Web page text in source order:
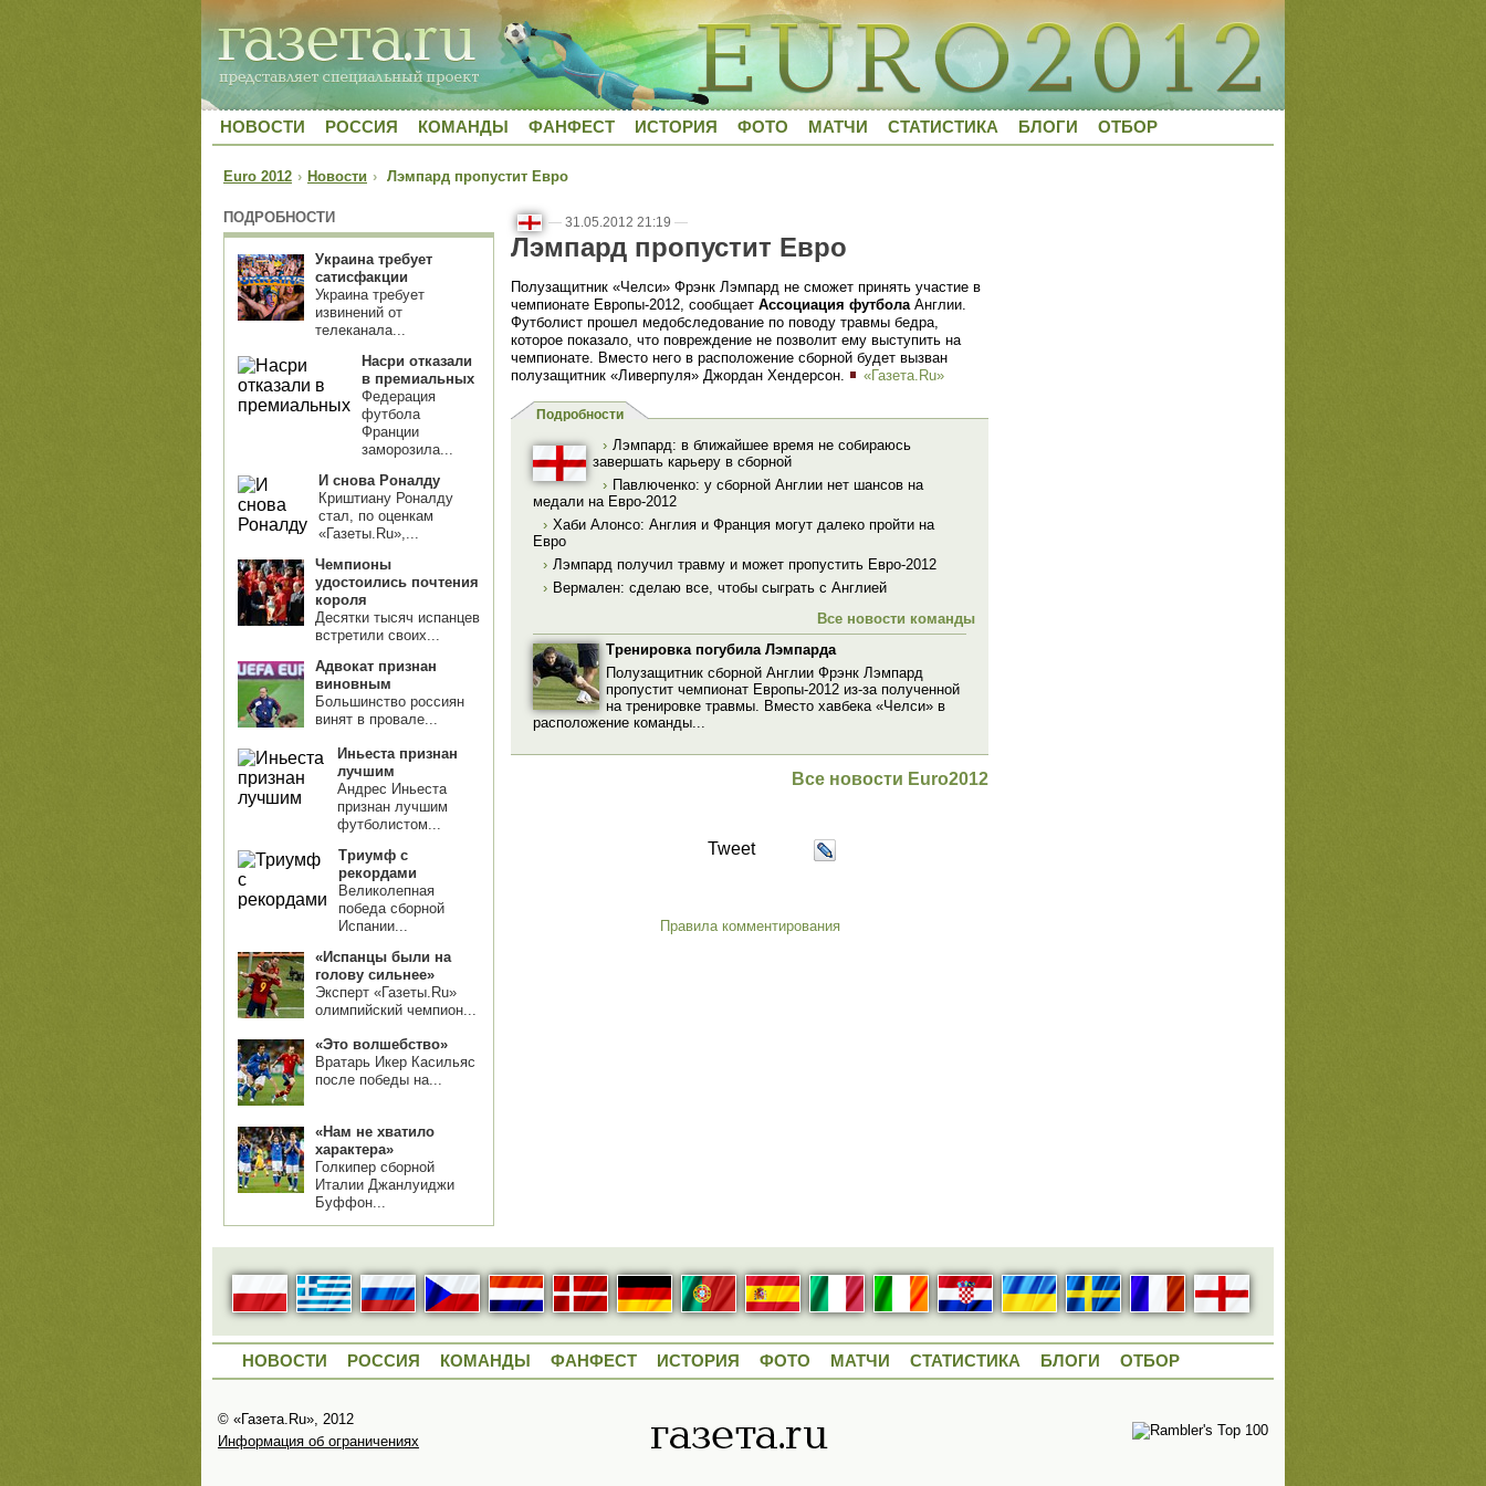
НОВОСТИ РОССИЯ КОМАНДЫ ФАНФЕСТ ИСТОРИЯ ФОТО МАТЧИ СТАТИСТИКА БЛОГИ ОТБОР
Euro 2012 › Новости › Лэмпард пропустит Евро
ПОДРОБНОСТИ
Украина требует
сатисфакции
Украина требует
извинений от
телеканала...
Насри отказали
в премиальных
Федерация
футбола
Франции
заморозила...
И снова Роналду
Криштиану Роналду
стал, по оценкам
«Газеты.Ru»,...
Чемпионы
удостоились почтения
короля
Десятки тысяч испанцев
встретили своих...
Адвокат признан
виновным
Большинство россиян
винят в провале...
Иньеста признан
лучшим
Андрес Иньеста
признан лучшим
футболистом...
Триумф с
рекордами
Великолепная
победа сборной
Испании...
«Испанцы были на
голову сильнее»
Эксперт «Газеты.Ru»
олимпийский чемпион...
«Это волшебство»
Вратарь Икер Касильяс
после победы на...
«Нам не хватило
характера»
Голкипер сборной
Италии Джанлуиджи
Буффон...
— 31.05.2012 21:19 —
Лэмпард пропустит Евро
Полузащитник «Челси» Фрэнк Лэмпард не сможет принять участие в
чемпионате Европы-2012, сообщает Ассоциация футбола Англии.
Футболист прошел медобследование по поводу травмы бедра,
которое показало, что повреждение не позволит ему выступить на
чемпионате. Вместо него в расположение сборной будет вызван
полузащитник «Ливерпуля» Джордан Хендерсон.
«Газета.Ru»
Подробности
› Лэмпард: в ближайшее время не собираюсь
завершать карьеру в сборной
› Павлюченко: у сборной Англии нет шансов на
медали на Евро-2012
› Хаби Алонсо: Англия и Франция могут далеко пройти на
Евро
› Лэмпард получил травму и может пропустить Евро-2012
› Вермален: сделаю все, чтобы сыграть с Англией
Все новости команды
Тренировка погубила Лэмпарда
Полузащитник сборной Англии Фрэнк Лэмпард
пропустит чемпионат Европы-2012 из-за полученной
на тренировке травмы. Вместо хавбека «Челси» в
расположение команды...
Все новости Euro2012
Tweet
Правила комментирования
НОВОСТИ РОССИЯ КОМАНДЫ ФАНФЕСТ ИСТОРИЯ ФОТО МАТЧИ СТАТИСТИКА БЛОГИ ОТБОР
© «Газета.Ru», 2012
Информация об ограничениях